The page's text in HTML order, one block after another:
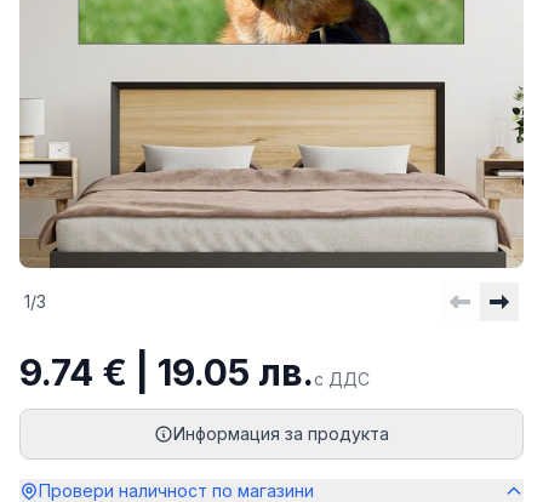
1/3
9.74 € | 19.05 лв.с ДДС
Информация за продукта
Провери наличност по магазини